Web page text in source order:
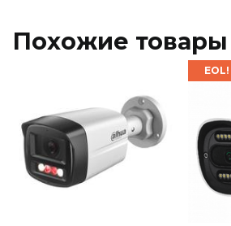
Похожие товары
EOL!